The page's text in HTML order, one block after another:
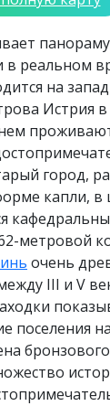
в реальном
на
Истрия в
город,
капли, в
метровой
очень
III и V
поселения